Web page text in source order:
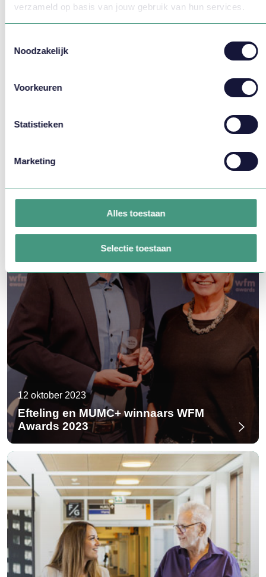
verzameld op basis van jouw gebruik van hun services.
Noodzakelijk
Voorkeuren
Statistieken
Marketing
Alles toestaan
Selectie toestaan
De moderne stad vraagt om
capaciteitsmanagement
12 oktober 2023
Efteling en MUMC+ winnaars WFM
Awards 2023